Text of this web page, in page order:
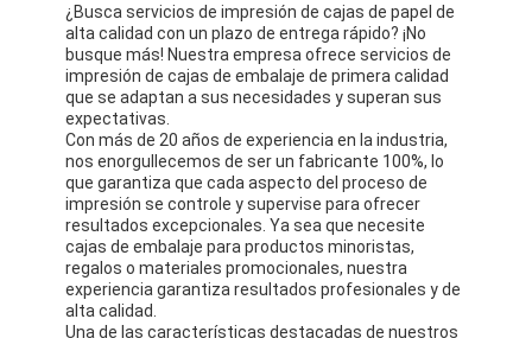
¿Busca servicios de impresión de cajas de papel de
alta calidad con un plazo de entrega rápido? ¡No
busque más! Nuestra empresa ofrece servicios de
impresión de cajas de embalaje de primera calidad
que se adaptan a sus necesidades y superan sus
expectativas.
Con más de 20 años de experiencia en la industria,
nos enorgullecemos de ser un fabricante 100%, lo
que garantiza que cada aspecto del proceso de
impresión se controle y supervise para ofrecer
resultados excepcionales. Ya sea que necesite
cajas de embalaje para productos minoristas,
regalos o materiales promocionales, nuestra
experiencia garantiza resultados profesionales y de
alta calidad.
Una de las características destacadas de nuestros